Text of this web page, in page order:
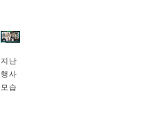
지난
행사
모습